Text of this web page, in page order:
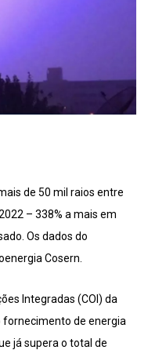
de 50 mil raios entre
– 338% a mais em
Os dados do
Cosern.
Integradas (COI) da
fornecimento de energia
já supera o total de